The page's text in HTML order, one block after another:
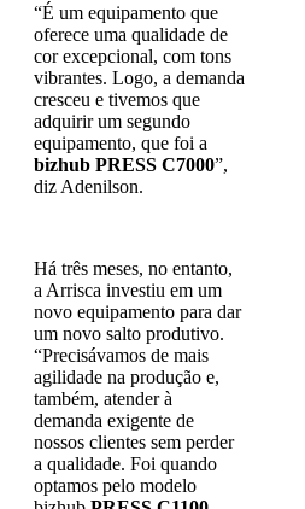
“É um equipamento que
oferece uma qualidade de
cor excepcional, com tons
vibrantes. Logo, a demanda
cresceu e tivemos que
adquirir um segundo
equipamento, que foi a
bizhub PRESS C7000”,
diz Adenilson.
Há três meses, no entanto,
a Arrisca investiu em um
novo equipamento para dar
um novo salto produtivo.
“Precisávamos de mais
agilidade na produção e,
também, atender à
demanda exigente de
nossos clientes sem perder
a qualidade. Foi quando
optamos pelo modelo